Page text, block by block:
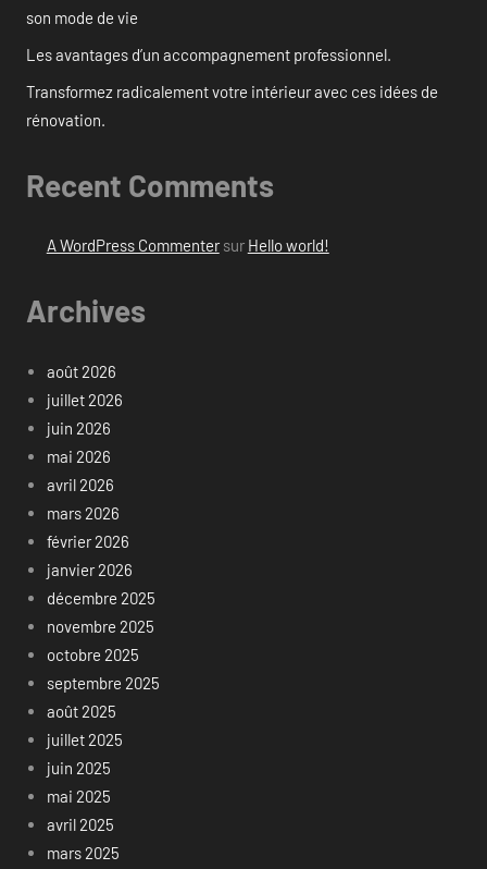
son mode de vie
Les avantages d’un accompagnement professionnel.
Transformez radicalement votre intérieur avec ces idées de
rénovation.
Recent Comments
A WordPress Commentersur Hello world!
Archives
août 2026
juillet 2026
juin 2026
mai 2026
avril 2026
mars 2026
février 2026
janvier 2026
décembre 2025
novembre 2025
octobre 2025
septembre 2025
août 2025
juillet 2025
juin 2025
mai 2025
avril 2025
mars 2025